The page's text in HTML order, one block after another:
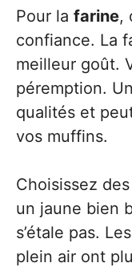
Pour la farine,
confiance. La
meilleur goût.
péremption.
qualités et
vos muffins.
Choisissez des
un jaune bien
s’étale pas.
plein air ont